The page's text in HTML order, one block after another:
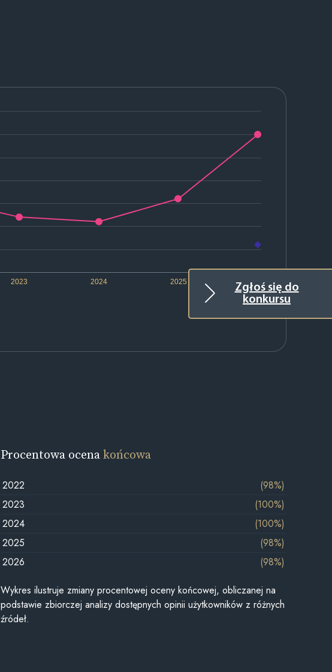
Zgłoś się do
konkursu
2023 2024 2025 2026
Procentowa ocenakońcowa
2022
(98%)
2023
(100%)
2024
(100%)
2025
(98%)
2026
(98%)
Wykres ilustruje zmiany procentowej oceny końcowej, obliczanej na
podstawie zbiorczej analizy dostępnych opinii użytkowników z różnych
źródeł.